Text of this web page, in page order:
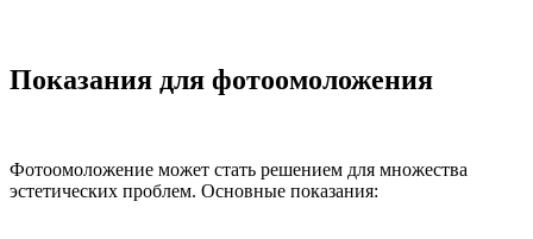
Показания для фотоомоложения
Фотоомоложение может стать решением для множества
эстетических проблем. Основные показания: